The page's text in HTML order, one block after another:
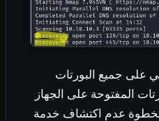
على جميع البورتات
المفتوحة على الجهاز
عدم اكتشاف خدمة